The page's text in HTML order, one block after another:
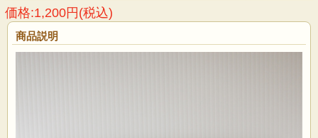
価格:1,200円(税込)
商品説明